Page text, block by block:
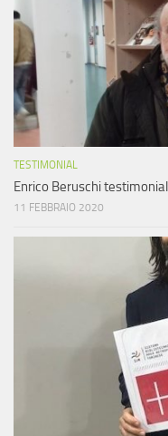
TESTIMONIAL
Enrico Beruschi
11 FEBBRAIO 2020